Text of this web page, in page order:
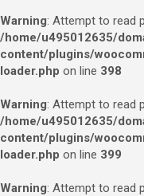
Warning: Attempt to read
/home/u495012635/
content/plugins/
loader.php on line 398
Warning: Attempt to read
/home/u495012635/
content/plugins/
loader.php on line 399
Warning: Attempt to read